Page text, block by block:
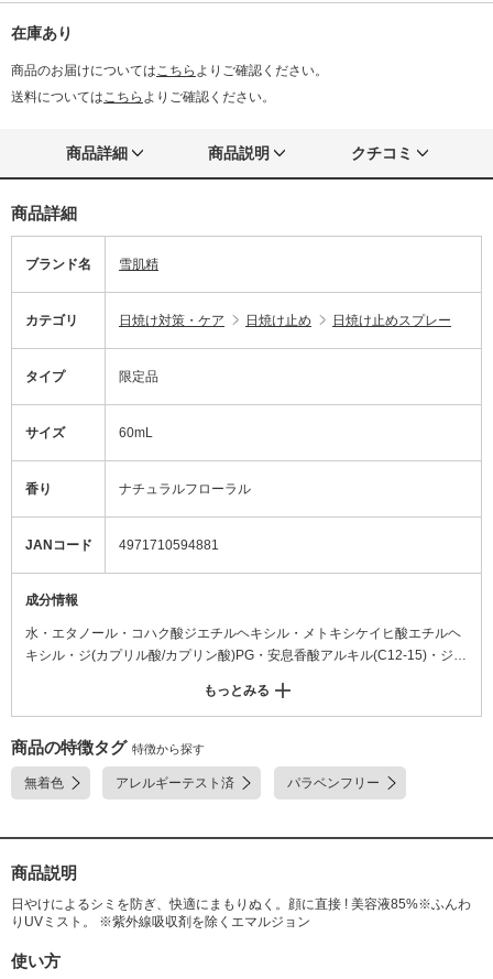
在庫あり
商品のお届けについてはこちら よりご確認ください。
送料についてはこちら よりご確認ください。
商品詳細 商品説明 クチコミ
商品詳細
ブランド名 雪肌精
カテゴリ 日焼け対策・ケア 日焼け止め 日焼け止めスプレー
タイプ 限定品
サイズ 60mL
香り ナチュラルフローラル
JANコード 4971710594881
成分情報
水・エタノール・コハク酸ジエチルヘキシル・メトキシケイヒ酸エチルヘ
キシル・ジ(カプリル酸/カプリン酸)PG・安息香酸アルキル(C12-15)・ジメ
チルヘキシルオキシフェノールメトキシフェニルトリアジン・アイ葉/茎エ
キス・サッカロミセス/ハトムギ種子発酵液・テンニンカ果実エキス・トウ
キ根エキス・トコフェロール・ハトムギ種子エキス・ハトムギ種子水・ボ
タンエキス・メロスリア根エキス・BG・BHT・PEG-80水添ヒマシ油・TE
A・エチルヘキシルトリアゾン・サリチル酸エチルヘキシル・スクワラ
もっとみる
商品の特徴タグ 特徴から探す
無着色 アレルギーテスト済 パラベンフリー
商品説明
日やけによるシミを防ぎ、快適にまもりぬく。顔に直接 ! 美容液85%※ふんわ
りUVミスト。 ※紫外線吸収剤を除くエマルジョン
使い方